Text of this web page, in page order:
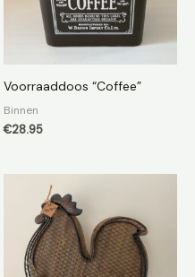
Voorraaddoos “Coffee”
Binnen
€28.95